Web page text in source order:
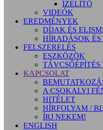
ÍZELÍTŐ
VIDEÓK
EREDMÉNYEK
DÍJAK ÉS
HÍRADÁSOK ÉS
FELSZERELÉS
ESZKÖZÖK
TÁVCSŐÉPÍTÉS
KAPCSOLAT
A CSOKALYI
HITÉLET
HÍRFOLYAM /
ÍRJ NEKEM!
ENGLISH